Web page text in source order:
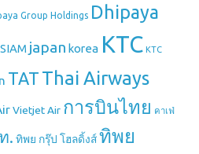
Group Holdings Dhipaya
japan korea KTC KTC
TAT Thai Airways
Vietjet Air การบินไทย คาเฟ่
. ทิพย กรุ๊ป โฮลดิ้งส์ ทิพย